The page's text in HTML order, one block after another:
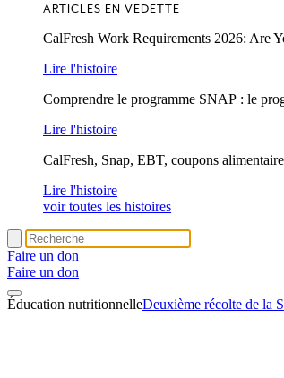
ARTICLES EN VEDETTE
CalFresh Work Requirements 2026: Are
Lire l'histoire
Comprendre le programme SNAP : le
Lire l'histoire
CalFresh, Snap, EBT, coupons
Lire l'histoire
voir toutes les histoires
Faire un don
Faire un don
Éducation nutritionnelleDeuxième récolte de la